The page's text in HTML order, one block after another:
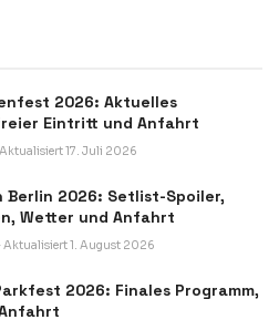
2026: Aktuelles
Eintritt und Anfahrt
17. Juli 2026
Berlin 2026: Setlist-Spoiler,
Wetter und Anfahrt
1. August 2026
2026: Finales Programm,